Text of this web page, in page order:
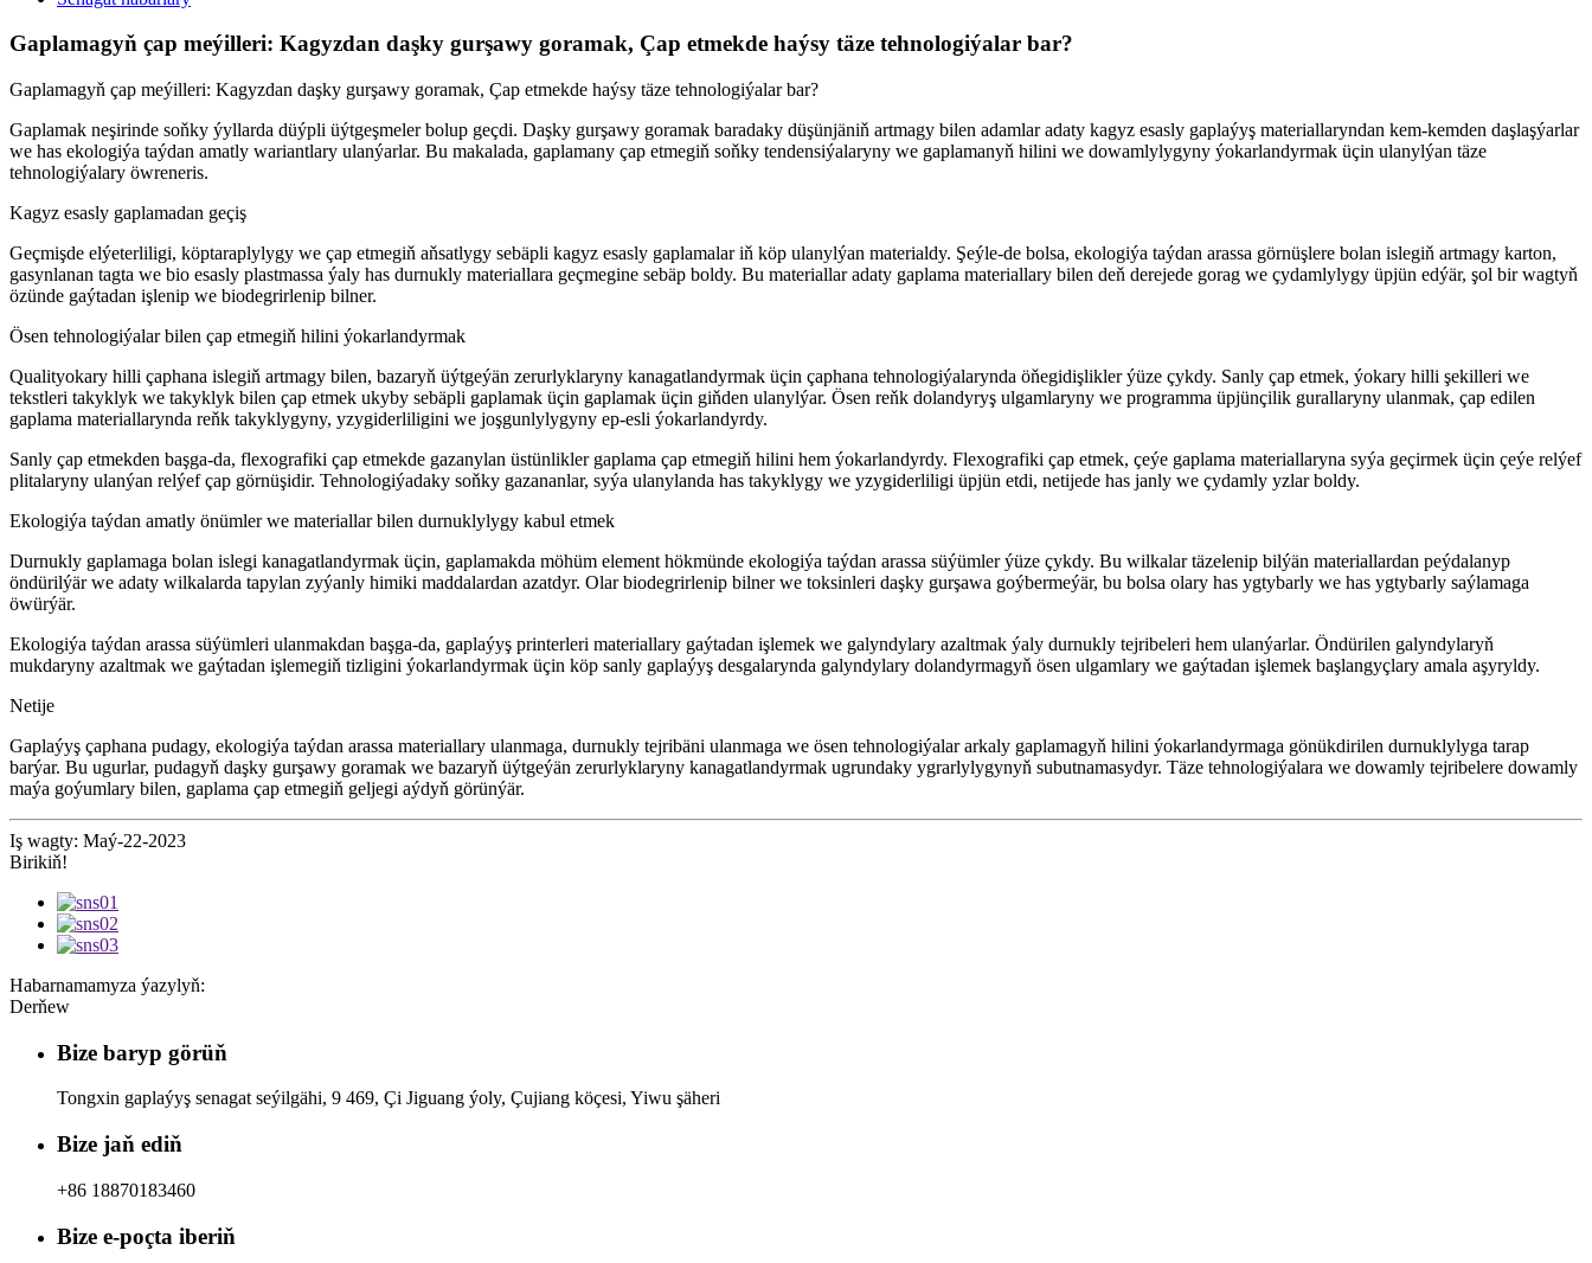
Gaplamagyň çap meýilleri: Kagyzdan daşky gurşawy goramak, Çap etmekde haýsy täze tehnologiýalar bar?
Gaplamagyň çap meýilleri: Kagyzdan daşky gurşawy goramak, Çap etmekde haýsy täze tehnologiýalar bar?
Gaplamak neşirinde soňky ýyllarda düýpli üýtgeşmeler bolup geçdi. Daşky gurşawy goramak baradaky düşünjäniň artmagy bilen adamlar adaty kagyz esasly gaplaýyş materiallaryndan kem-kemden daşlaşýarlar
we has ekologiýa taýdan amatly wariantlary ulanýarlar. Bu makalada, gaplamany çap etmegiň soňky tendensiýalaryny we gaplamanyň hilini we dowamlylygyny ýokarlandyrmak üçin ulanylýan täze
tehnologiýalary öwreneris.
Kagyz esasly gaplamadan geçiş
Geçmişde elýeterliligi, köptaraplylygy we çap etmegiň aňsatlygy sebäpli kagyz esasly gaplamalar iň köp ulanylýan materialdy. Şeýle-de bolsa, ekologiýa taýdan arassa görnüşlere bolan islegiň artmagy karton,
gasynlanan tagta we bio esasly plastmassa ýaly has durnukly materiallara geçmegine sebäp boldy. Bu materiallar adaty gaplama materiallary bilen deň derejede gorag we çydamlylygy üpjün edýär, şol bir wagtyň
özünde gaýtadan işlenip we biodegrirlenip bilner.
Ösen tehnologiýalar bilen çap etmegiň hilini ýokarlandyrmak
Qualityokary hilli çaphana islegiň artmagy bilen, bazaryň üýtgeýän zerurlyklaryny kanagatlandyrmak üçin çaphana tehnologiýalarynda öňegidişlikler ýüze çykdy. Sanly çap etmek, ýokary hilli şekilleri we
tekstleri takyklyk we takyklyk bilen çap etmek ukyby sebäpli gaplamak üçin gaplamak üçin giňden ulanylýar. Ösen reňk dolandyryş ulgamlaryny we programma üpjünçilik gurallaryny ulanmak, çap edilen
gaplama materiallarynda reňk takyklygyny, yzygiderliligini we joşgunlylygyny ep-esli ýokarlandyrdy.
Sanly çap etmekden başga-da, flexografiki çap etmekde gazanylan üstünlikler gaplama çap etmegiň hilini hem ýokarlandyrdy. Flexografiki çap etmek, çeýe gaplama materiallaryna syýa geçirmek üçin çeýe relýef
plitalaryny ulanýan relýef çap görnüşidir. Tehnologiýadaky soňky gazananlar, syýa ulanylanda has takyklygy we yzygiderliligi üpjün etdi, netijede has janly we çydamly yzlar boldy.
Ekologiýa taýdan amatly önümler we materiallar bilen durnuklylygy kabul etmek
Durnukly gaplamaga bolan islegi kanagatlandyrmak üçin, gaplamakda möhüm element hökmünde ekologiýa taýdan arassa süýümler ýüze çykdy. Bu wilkalar täzelenip bilýän materiallardan peýdalanyp
öndürilýär we adaty wilkalarda tapylan zyýanly himiki maddalardan azatdyr. Olar biodegrirlenip bilner we toksinleri daşky gurşawa goýbermeýär, bu bolsa olary has ygtybarly we has ygtybarly saýlamaga
öwürýär.
Ekologiýa taýdan arassa süýümleri ulanmakdan başga-da, gaplaýyş printerleri materiallary gaýtadan işlemek we galyndylary azaltmak ýaly durnukly tejribeleri hem ulanýarlar. Öndürilen galyndylaryň
mukdaryny azaltmak we gaýtadan işlemegiň tizligini ýokarlandyrmak üçin köp sanly gaplaýyş desgalarynda galyndylary dolandyrmagyň ösen ulgamlary we gaýtadan işlemek başlangyçlary amala aşyryldy.
Netije
Gaplaýyş çaphana pudagy, ekologiýa taýdan arassa materiallary ulanmaga, durnukly tejribäni ulanmaga we ösen tehnologiýalar arkaly gaplamagyň hilini ýokarlandyrmaga gönükdirilen durnuklylyga tarap
barýar. Bu ugurlar, pudagyň daşky gurşawy goramak we bazaryň üýtgeýän zerurlyklaryny kanagatlandyrmak ugrundaky ygrarlylygynyň subutnamasydyr. Täze tehnologiýalara we dowamly tejribelere dowamly
maýa goýumlary bilen, gaplama çap etmegiň geljegi aýdyň görünýär.
Iş wagty: Maý-22-2023
Birikiň!
Habarnamamyza ýazylyň:
Derňew
Bize baryp görüň
Tongxin gaplaýyş senagat seýilgähi, 9 469, Çi Jiguang ýoly, Çujiang köçesi, Yiwu şäheri
Bize jaň ediň
+86 18870183460
Bize e-poçta iberiň